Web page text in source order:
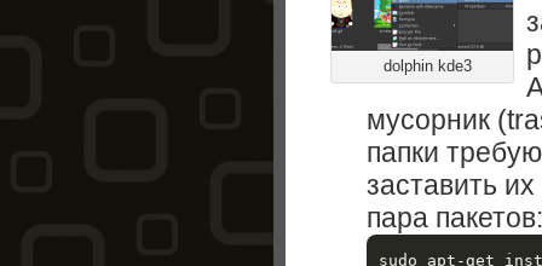
dolphin kde3
мусорник
папки
заставить
пара пакетов: